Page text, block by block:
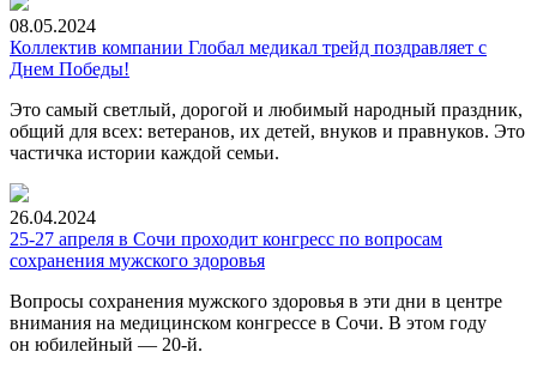
08.05.2024
Коллектив компании Глобал медикал трейд поздравляет с
Днем Победы!
Это самый светлый, дорогой и любимый народный праздник,
общий для всех: ветеранов, их детей, внуков и правнуков. Это
частичка истории каждой семьи.
26.04.2024
25-27 апреля в Сочи проходит конгресс по вопросам
сохранения мужского здоровья
Вопросы сохранения мужского здоровья в эти дни в центре
внимания на медицинском конгрессе в Сочи. В этом году
он юбилейный — 20-й.